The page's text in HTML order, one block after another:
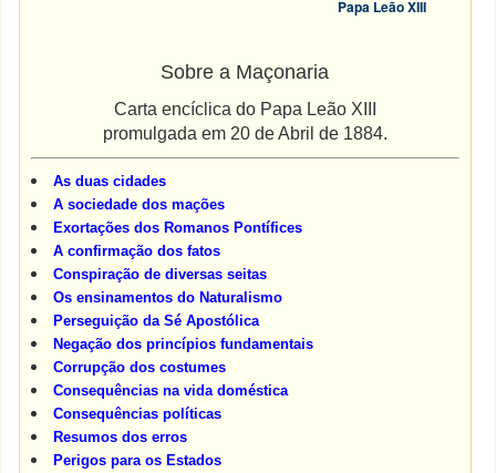
Papa Leão XIII
Sobre a Maçonaria
Carta encíclica do Papa Leão XIII
promulgada em 20 de Abril de 1884.
As duas cidades
A sociedade dos mações
Exortações dos Romanos Pontífices
A confirmação dos fatos
Conspiração de diversas seitas
Os ensinamentos do Naturalismo
Perseguição da Sé Apostólica
Negação dos princípios fundamentais
Corrupção dos costumes
Consequências na vida doméstica
Consequências políticas
Resumos dos erros
Perigos para os Estados